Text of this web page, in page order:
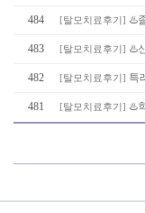
484 [탈모치료후기 ] ♨️
483 [탈모치료후기 ] ♨️
482 [탈모치료후기 ] 특
481 [탈모치료후기 ] ♨️